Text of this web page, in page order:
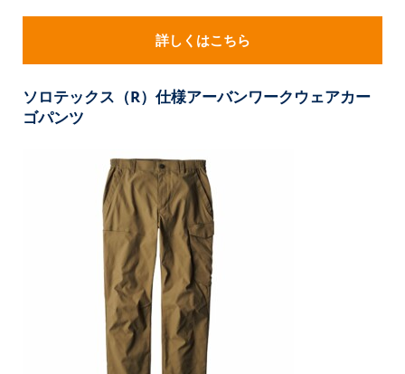
詳しくはこちら
ソロテックス（R）仕様アーバンワークウェアカー
ゴパンツ